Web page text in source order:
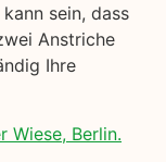
sein, dass
Anstriche
Ihre
Wiese, Berlin.